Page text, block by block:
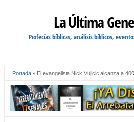
La Última
Profecías bíblicas, análisis bíblicos,
Portada» El evangelista Nick Vujicic alcanza a